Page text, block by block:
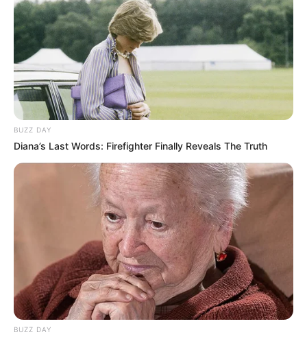
BUZZ DAY
Diana’s Last Words: Firefighter Finally Reveals The Truth
BUZZ DAY